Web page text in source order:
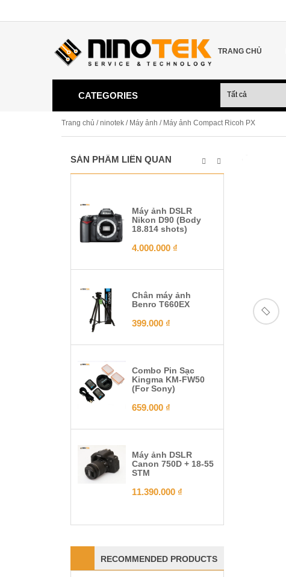
TRANG CHỦ
CATEGORIES
Trang chủ /ninotek / Máy ảnh / Máy ảnh Compact Ricoh PX
SẢN PHẨM LIÊN QUAN
Máy ảnh DSLR
Nikon D90 (Body
18.814 shots)
4.000.000 ₫
Chân máy ảnh
Benro T660EX
399.000 ₫
Combo Pin Sạc
Kingma KM-FW50
(For Sony)
659.000 ₫
Máy ảnh DSLR
Canon 750D + 18-55
STM
11.390.000 ₫
RECOMMENDED PRODUCTS